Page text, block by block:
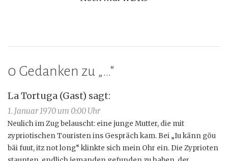
0 Gedanken zu „…“
La Tortuga (Gast) sagt:
1. Januar 1970 um 0:00 Uhr
Neulich im Zug belauscht: eine junge Mutter, die mit
zypriotischen Touristen ins Gespräch kam. Bei „Iu känn göu
bäi fuut, itz not long“ klinkte sich mein Ohr ein. Die Zyprioten